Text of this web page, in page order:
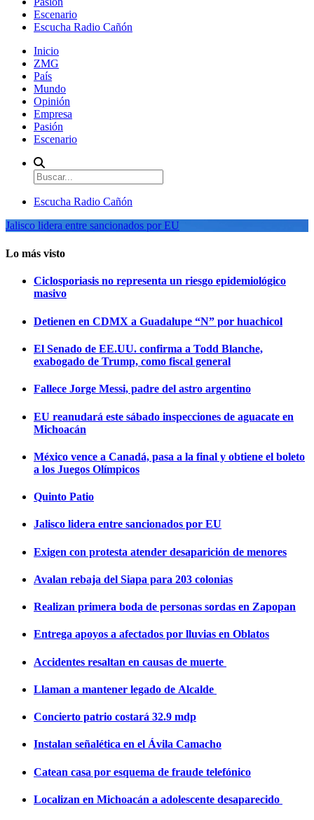
Escenario
Escucha Radio Cañón
Inicio
ZMG
País
Mundo
Opinión
Empresa
Pasión
Escenario
Escucha Radio Cañón
Jalisco lidera entre sancionados por EU
Lo más visto
Ciclosporiasis no representa un riesgo epidemiológico
masivo
Detienen en CDMX a Guadalupe “N” por huachicol
El Senado de EE.UU. confirma a Todd Blanche,
exabogado de Trump, como fiscal general
Fallece Jorge Messi, padre del astro argentino
EU reanudará este sábado inspecciones de aguacate en
Michoacán
México vence a Canadá, pasa a la final y obtiene el boleto
a los Juegos Olímpicos
Quinto Patio
Jalisco lidera entre sancionados por EU
Exigen con protesta atender desaparición de menores
Avalan rebaja del Siapa para 203 colonias
Realizan primera boda de personas sordas en Zapopan
Entrega apoyos a afectados por lluvias en Oblatos
Accidentes resaltan en causas de muerte
Llaman a mantener legado de Alcalde
Concierto patrio costará 32.9 mdp
Instalan señalética en el Ávila Camacho
Catean casa por esquema de fraude telefónico
Localizan en Michoacán a adolescente desaparecido